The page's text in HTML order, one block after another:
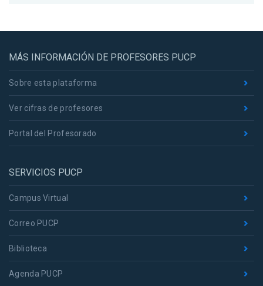
MÁS INFORMACIÓN DE PROFESORES PUCP
Sobre esta plataforma
Ver cifras de profesores
Portal del Profesorado
SERVICIOS PUCP
Campus Virtual
Correo PUCP
Biblioteca
Agenda PUCP